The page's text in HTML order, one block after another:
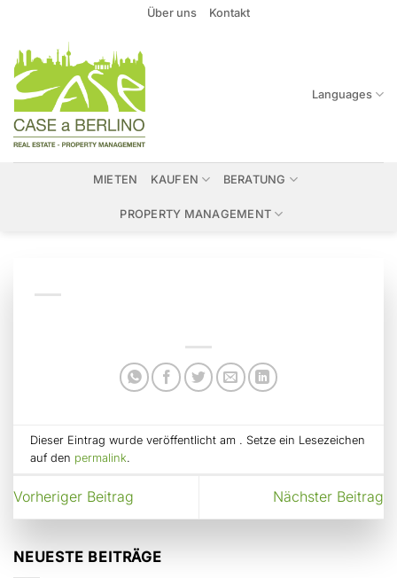
springen
Über uns Kontakt
Languages
MIETEN KAUFEN BERATUNG
PROPERTY MANAGEMENT
Dieser Eintrag wurde veröffentlicht am . Setze ein Lesezeichen
auf den permalink.
Vorheriger Beitrag Nächster Beitrag
NEUESTE BEITRÄGE